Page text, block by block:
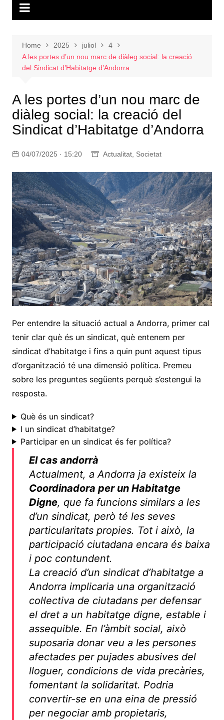
Home 2025 juliol
4
A les portes d’un nou marc de diàleg social: la creació
del Sindicat d’Habitatge d’Andorra
A les portes d’un nou marc de
diàleg social: la creació del
Sindicat d’Habitatge d’Andorra
04/07/2025 · 15:20 Actualitat, Societat
Per entendre la situació actual a Andorra, primer cal
tenir clar què és un sindicat, què entenem per
sindicat d’habitatge i fins a quin punt aquest tipus
d’organització té una dimensió política. Premeu
sobre les preguntes següents perquè s’estengui la
resposta.
Què és un sindicat?
I un sindicat d’habitatge?
Participar en un sindicat és fer política?
El cas andorrà
Actualment, a Andorra ja existeix la
Coordinadora per un Habitatge
Digne, que fa funcions similars a les
d’un sindicat, però té les seves
particularitats propies. Tot i això, la
participació ciutadana encara és baixa
i poc contundent.
La creació d’un sindicat d’habitatge a
Andorra implicaria una organització
col·lectiva de ciutadans per defensar
el dret a un habitatge digne, estable i
assequible. En l’àmbit social, això
suposaria donar veu a les persones
afectades per pujades abusives del
lloguer, condicions de vida precàries,
fomentant la solidaritat. Podria
convertir-se en una eina de pressió
per negociar amb propietaris,